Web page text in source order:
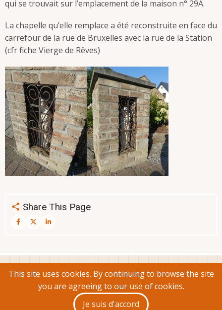
qui se trouvait sur l’emplacement de la maison n° 29A.
La chapelle qu’elle remplace a été reconstruite en face du
carrefour de la rue de Bruxelles avec la rue de la Station
(cfr fiche Vierge de Rêves)
Image Image
Share This Page
Propulsé par
Drupal
(c) 2025 par Rodava ASBL, tous droits réservés - pour
toute demande concernant l'utilisation de l'information
publiée sur ce site, utiliser le formulaire de contact.
This site uses cookies. By continuing to browse the site
you are agreeing to our use of cookies.
Je suis d'accord